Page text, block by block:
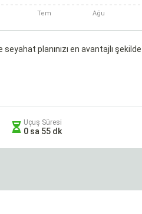
Tem Ağu
planınızı en avantajlı
Uçuş Süresi
0 sa 55 dk